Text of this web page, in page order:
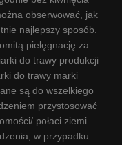
obserwować, jak
najlepszy sposób.
pielęgnację za
do trawy produkcji
do trawy marki
są do wszelkiego
przystosować
połaci ziemi.
w przypadku